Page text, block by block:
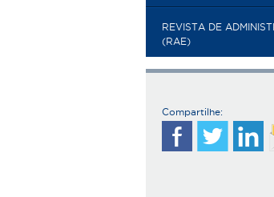
REVISTA DE
(RAE)
Compartilhe: